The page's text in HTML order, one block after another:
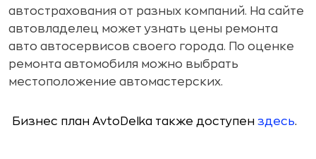
автострахования от разных компаний. На сайте
автовладелец может узнать цены ремонта
авто автосервисов своего города. По оценке
ремонта автомобиля можно выбрать
местоположение автомастерских.
Бизнес план AvtoDelka также доступен здесь.